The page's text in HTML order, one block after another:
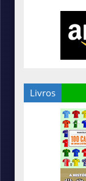
Livros